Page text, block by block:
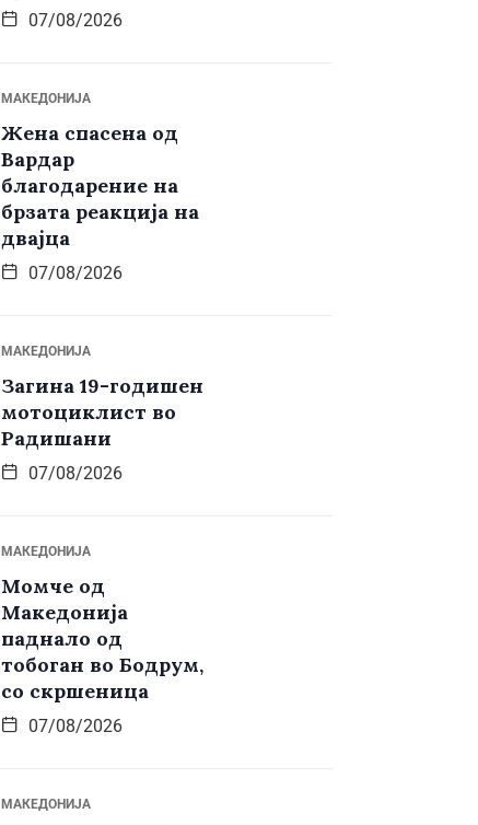
07/08/2026
МАКЕДОНИЈА
Жена спасена од
Вардар
благодарение на
брзата реакција на
двајца
07/08/2026
МАКЕДОНИЈА
Загина 19-годишен
мотоциклист во
Радишани
07/08/2026
МАКЕДОНИЈА
Момче од
Македонија
паднало од
тобоган во Бодрум,
со скршеница
07/08/2026
МАКЕДОНИЈА